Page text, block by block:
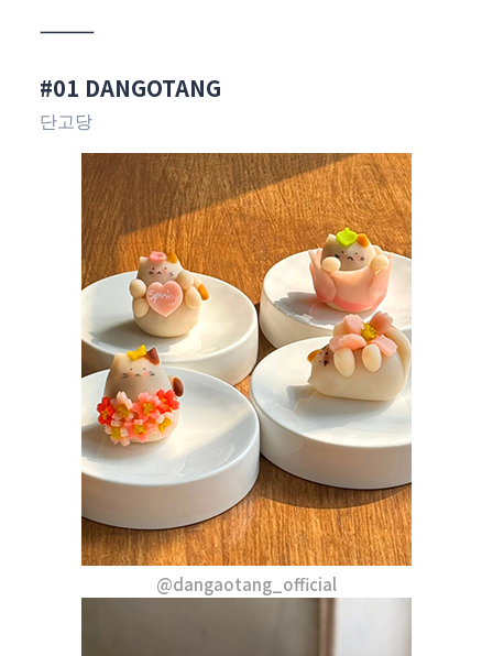
#01 DANGOTANG
단고당
@dangaotang_official